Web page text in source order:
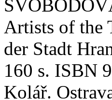
Artists of the
der Stadt
160 s. ISBN
Kolář.